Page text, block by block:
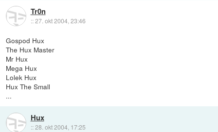
Tr0n
::27. okt 2004, 23:46
Gospod Hux
The Hux Master
Mr Hux
Mega Hux
Lolek Hux
Hux The Small
...
Hux
::28. okt 2004, 17:25